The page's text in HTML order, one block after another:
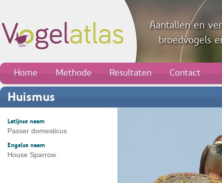
Aantallen en
broedvogels
Home Methode Resultaten Contact
Huismus
Latijnse naam
Passer domesticus
Engelse naam
House Sparrow